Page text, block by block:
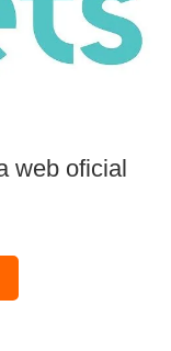
web oficial